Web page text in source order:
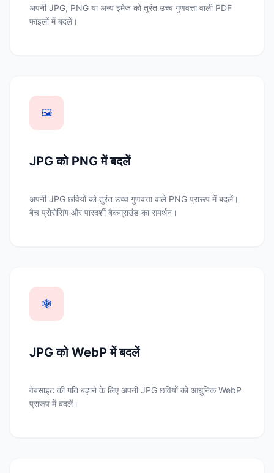
अपनी JPG, PNG या अन्य इमेज को तुरंत उच्च गुणवत्ता वाली PDF
फाइलों में बदलें।
🖼️
JPG को PNG में बदलें
अपनी JPG छवियों को तुरंत उच्च गुणवत्ता वाले PNG प्रारूप में बदलें।
बैच प्रोसेसिंग और पारदर्शी बैकग्राउंड का समर्थन।
🕸️
JPG को WebP में बदलें
वेबसाइट की गति बढ़ाने के लिए अपनी JPG छवियों को आधुनिक WebP
प्रारूप में बदलें।